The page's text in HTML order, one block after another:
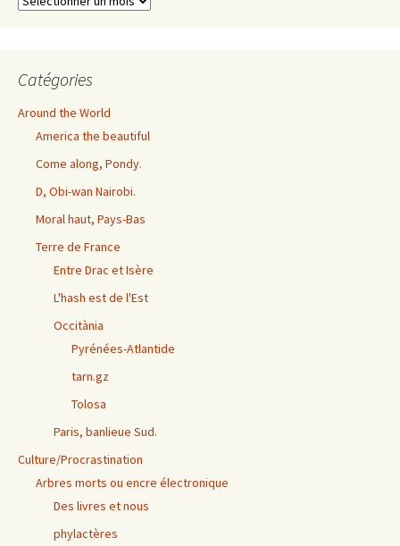
Catégories
Around the World
America the beautiful
Come along, Pondy.
D, Obi-wan Nairobi.
Moral haut, Pays-Bas
Terre de France
Entre Drac et Isère
L'hash est de l'Est
Occitània
Pyrénées-Atlantide
tarn.gz
Tolosa
Paris, banlieue Sud.
Culture/Procrastination
Arbres morts ou encre électronique
Des livres et nous
phylactères